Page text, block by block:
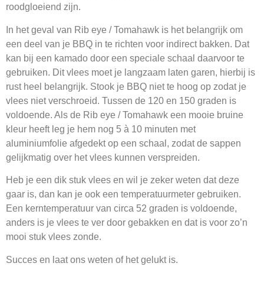
roodgloeiend zijn.
In het geval van Rib eye / Tomahawk is het belangrijk om
een deel van je BBQ in te richten voor indirect bakken. Dat
kan bij een kamado door een speciale schaal daarvoor te
gebruiken. Dit vlees moet je langzaam laten garen, hierbij is
rust heel belangrijk. Stook je BBQ niet te hoog op zodat je
vlees niet verschroeid. Tussen de 120 en 150 graden is
voldoende. Als de Rib eye / Tomahawk een mooie bruine
kleur heeft leg je hem nog 5 à 10 minuten met
aluminiumfolie afgedekt op een schaal, zodat de sappen
gelijkmatig over het vlees kunnen verspreiden.
Heb je een dik stuk vlees en wil je zeker weten dat deze
gaar is, dan kan je ook een temperatuurmeter gebruiken.
Een kerntemperatuur van circa 52 graden is voldoende,
anders is je vlees te ver door gebakken en dat is voor zo’n
mooi stuk vlees zonde.
Succes en laat ons weten of het gelukt is.